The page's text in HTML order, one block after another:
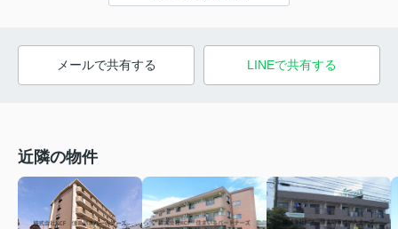
メールで共有する LINEで共有する
近隣の物件